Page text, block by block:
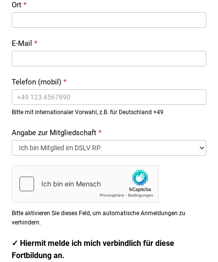
Ort *
E-Mail *
Telefon (mobil) *
Bitte mit internationaler Vorwahl, z.B. für Deutschland +49
Angabe zur Mitgliedschaft *
Bitte aktivieren Sie dieses Feld, um automatische Anmeldungen zu
verhindern.
✓ Hiermit melde ich mich verbindlich für diese
Fortbildung an.